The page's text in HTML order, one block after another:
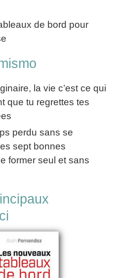
de bord pour
la vie c’est ce qui
que tu regrettes tes
perdu sans se
sept bonnes
former seul et sans